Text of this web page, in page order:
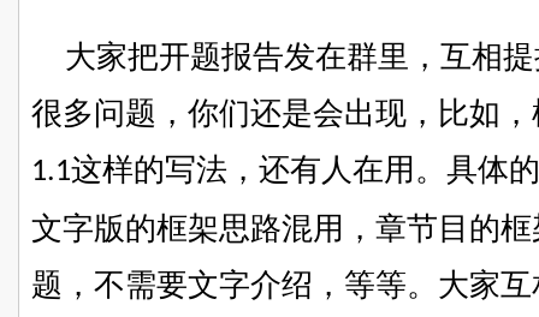
大家把开题报告发在群里，互相
很多问题，你们还是会出现，比如
1.1这样的写法，还有人在用。具体
文字版的框架思路混用，章节目的
题，不需要文字介绍，等等。大家